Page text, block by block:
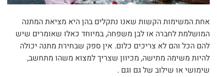
אחת המשימות הקשות שאנו נתקלים בהן היא מציאת המתנה
המושלמת לחברה או לבן משפחה, במיוחד כאלו שאומרים שיש
להם הכל והם לא צריכים כלום. אין ספק שבחירת מתנה יכולה
להיות משימה מתישה, מכיוון שצריך למצוא משהו מתחשב,
שימושי או שילוב של גם וגם .